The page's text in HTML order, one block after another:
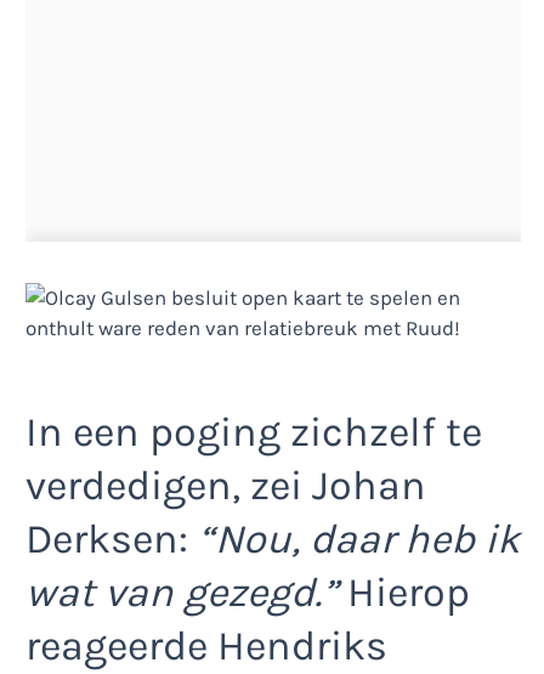
In een poging zichzelf te
verdedigen, zei Johan
Derksen: “Nou, daar heb ik
wat van gezegd.”Hierop
reageerde Hendriks